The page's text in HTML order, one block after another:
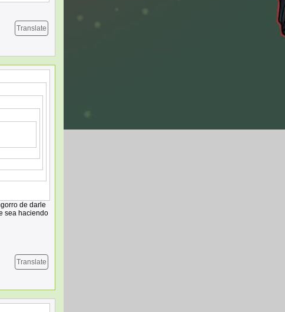
Translate
de darle
sea haciendo
Translate